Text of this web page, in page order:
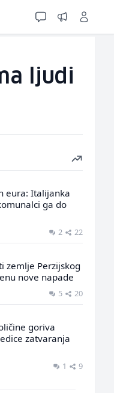
ljudi
eura: Italijanka
ga do
2 22
zemlje Perzijskog
nove napade
5 20
goriva
zatvaranja
1 9